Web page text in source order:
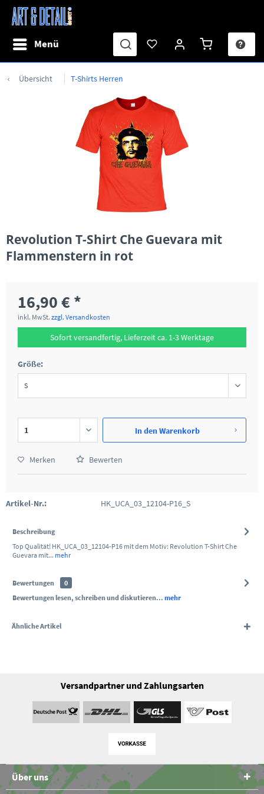
Menü
Übersicht T-Shirts Herren
Revolution T-Shirt Che Guevara mit
Flammenstern in rot
16,90 € *
inkl. MwSt. zzgl. Versandkosten
Sofort versandfertig, Lieferzeit ca. 1-3 Werktage
Größe:
In denWarenkorb
Merken Bewerten
Artikel-Nr.: HK_UCA_03_12104-P16_S
Beschreibung
Top Qualität! HK_UCA_03_12104-P16 mit dem Motiv: Revolution T-Shirt Che
Guevara mit... mehr
Bewertungen
0
Bewertungen lesen, schreiben und diskutieren... mehr
Ähnliche Artikel
Versandpartner und Zahlungsarten
Über uns